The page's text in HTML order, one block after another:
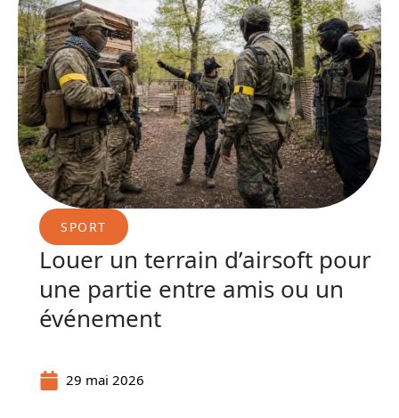
SPORT
Louer un terrain d’airsoft pour
une partie entre amis ou un
événement
29 mai 2026